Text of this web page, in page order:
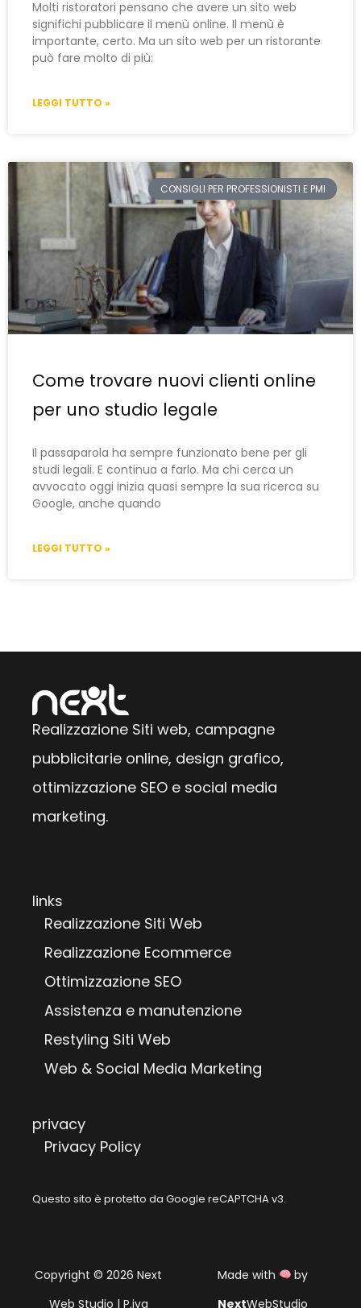
Molti ristoratori pensano che avere un sito web
significhi pubblicare il menù online. Il menù è
importante, certo. Ma un sito web per un ristorante
può fare molto di più:
LEGGI TUTTO »
CONSIGLI PER PROFESSIONISTI E PMI
Come trovare nuovi clienti online
per uno studio legale
Il passaparola ha sempre funzionato bene per gli
studi legali. E continua a farlo. Ma chi cerca un
avvocato oggi inizia quasi sempre la sua ricerca su
Google, anche quando
LEGGI TUTTO »
Realizzazione Siti web, campagne
pubblicitarie online, design grafico,
ottimizzazione SEO e social media
marketing.
links
Realizzazione Siti Web
Realizzazione Ecommerce
Ottimizzazione SEO
Assistenza e manutenzione
Restyling Siti Web
Web & Social Media Marketing
privacy
Privacy Policy
Questo sito è protetto da Google reCAPTCHA v3.
Copyright © 2026 Next
Web Studio | P.iva
Made with
by
NextWebStudio